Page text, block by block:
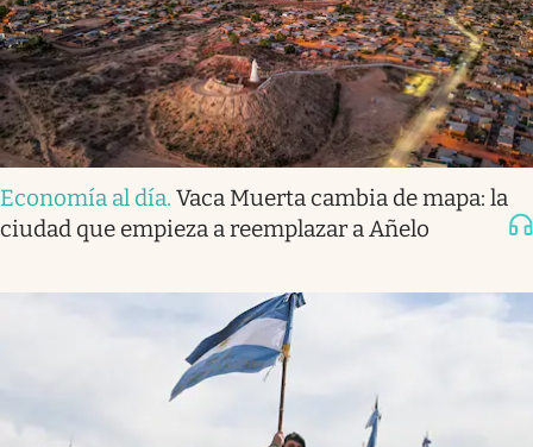
Economía al día. Vaca Muerta cambia de mapa: la
ciudad que empieza a reemplazar a Añelo